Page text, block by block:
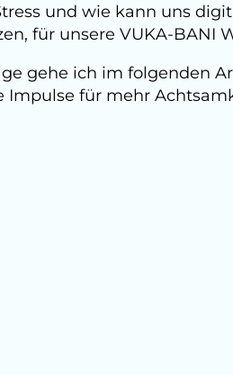
und wie kann uns
für unsere VUKA-BANI
gehe ich im folgenden
Impulse für mehr